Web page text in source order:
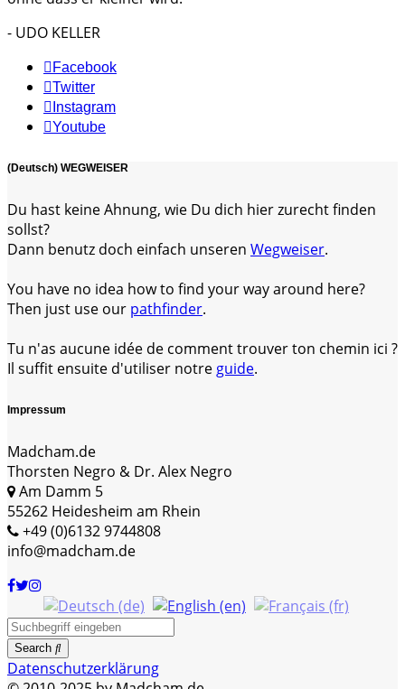
- UDO KELLER
Facebook
Twitter
Instagram
Youtube
(Deutsch) WEGWEISER
Du hast keine Ahnung, wie Du dich hier zurecht finden
sollst?
Dann benutz doch einfach unseren Wegweiser.
You have no idea how to find your way around here?
Then just use our pathfinder.
Tu n'as aucune idée de comment trouver ton chemin ici ?
Il suffit ensuite d'utiliser notre guide.
Impressum
Madcham.de
Thorsten Negro & Dr. Alex Negro
Am Damm 5
55262 Heidesheim am Rhein
+49 (0)6132 9744808
info@madcham.de
Search
Datenschutzerklärung